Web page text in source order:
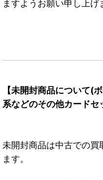
ますようお願い申し上げ
【未開封商品について(
系などのその他カードセ
未開封商品は中古での
ます。